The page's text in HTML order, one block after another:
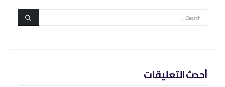
أحدث التعليقات